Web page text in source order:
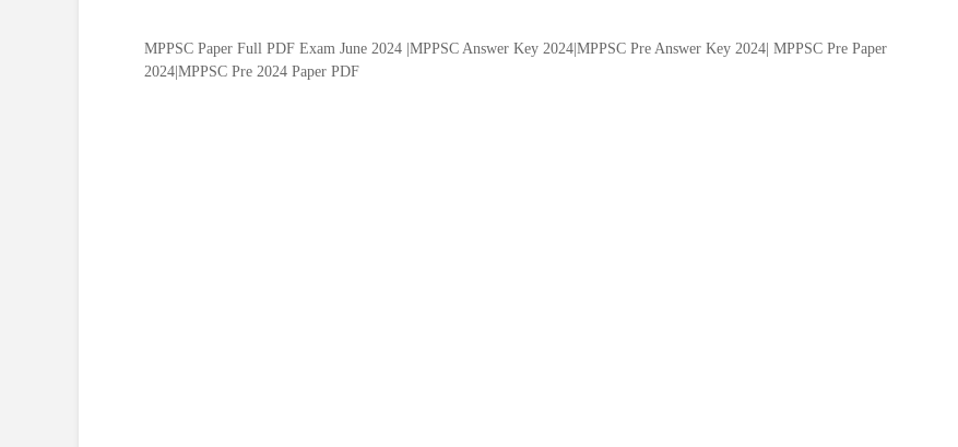
MPPSC Paper Full PDF Exam June 2024 |MPPSC Answer Key 2024|MPPSC Pre Answer Key 2024| MPPSC Pre Paper
2024|MPPSC Pre 2024 Paper PDF